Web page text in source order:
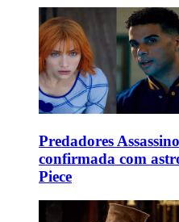
Predadores
confirmada com
Piece